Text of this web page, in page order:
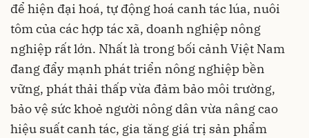
để hiện đại hoá, tự động hoá canh tác lúa, nuôi
tôm của các hợp tác xã, doanh nghiệp nông
nghiệp rất lớn. Nhất là trong bối cảnh Việt Nam
đang đẩy mạnh phát triển nông nghiệp bền
vững, phát thải thấp vừa đảm bảo môi trường,
bảo vệ sức khoẻ người nông dân vừa nâng cao
hiệu suất canh tác, gia tăng giá trị sản phẩm